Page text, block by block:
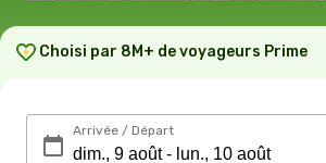
Choisi par 8M+ de voyageurs Prime
Arrivée / Départ